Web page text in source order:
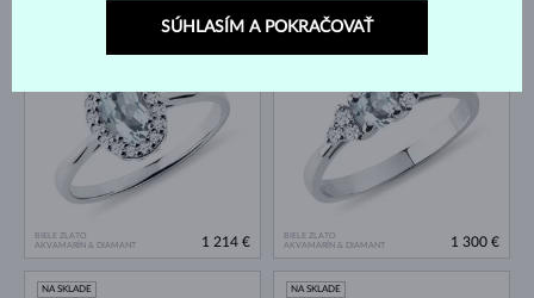
BIELE ZLATO
AKVAMARÍN & DIAMANT
1 214 €
BIELE ZLATO
AKVAMARÍN & DIAMANT
1 300 €
NA SKLADE NA SKLADE
SÚHLASÍM A POKRAČOVAŤ